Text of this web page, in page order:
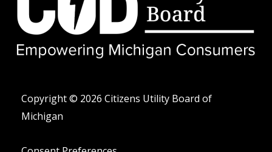
t
e
r
o
-
a
Copyright © 2026 Citizens Utility Board of
Michigan